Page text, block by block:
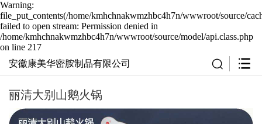
Warning:
file_put_contents(/home/kmhchnakwmzhbc4h7n/wwwroot/source/
failed to open stream: Permission denied in
/home/kmhchnakwmzhbc4h7n/wwwroot/source/model/api.class.php
on line 217
安徽康美华密胺制品有限公司
丽清大别山鹅火锅